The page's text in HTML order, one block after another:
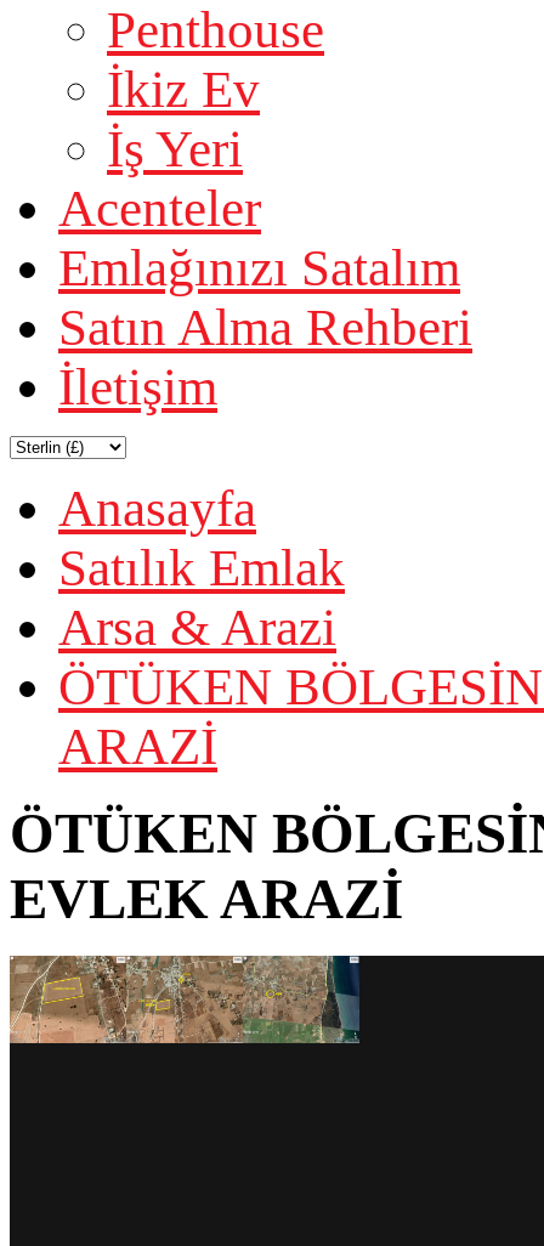
Penthouse
İkiz Ev
İş Yeri
Acenteler
Emlağınızı Satalım
Satın Alma Rehberi
İletişim
Anasayfa
Satılık Emlak
Arsa & Arazi
ÖTÜKEN
ARAZİ
ÖTÜKEN
EVLEK ARAZİ